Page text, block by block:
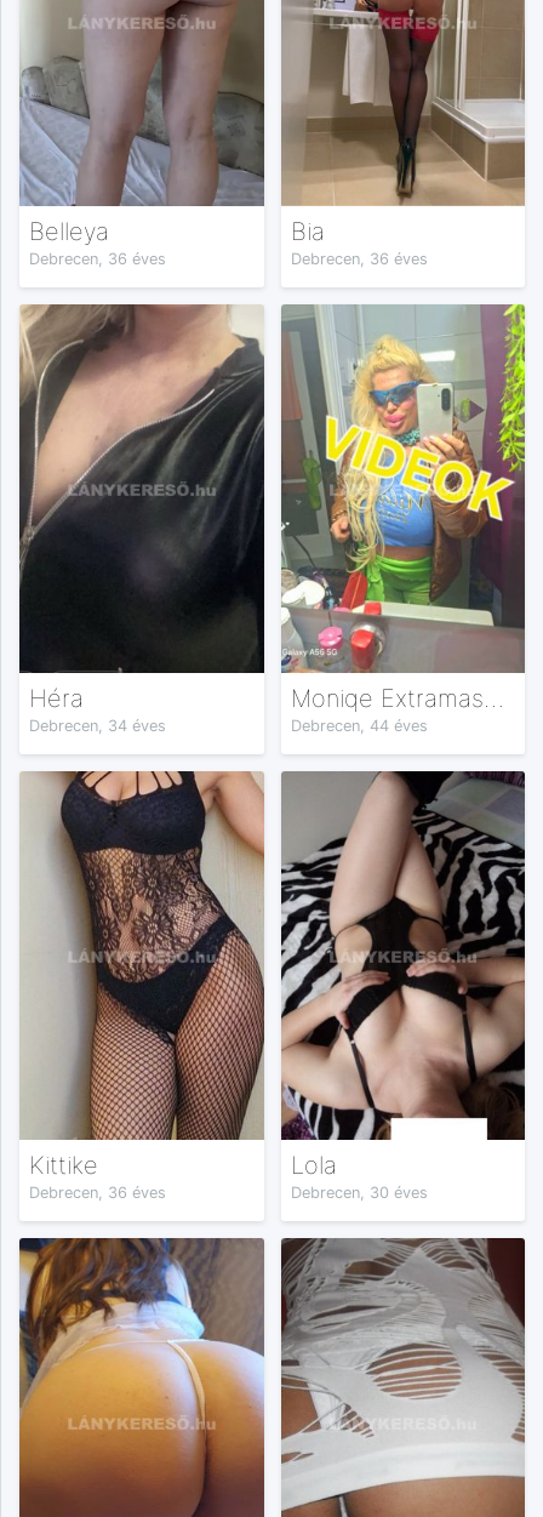
Belleya
Debrecen, 36 éves
Bia
Debrecen, 36 éves
Héra
Debrecen, 34 éves
Moniqe Extramassage
Debrecen, 44 éves
Kittike
Debrecen, 36 éves
Lola
Debrecen, 30 éves